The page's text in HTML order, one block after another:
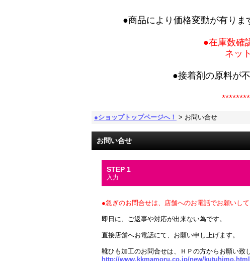
●商品により価格変動が有りま
●在庫数確
ネッ
●接着剤の原料が
●ショップトップページへ！ > お問い合せ
お問い合せ
STEP 1
入力
●急ぎのお問合せは、店舗へのお電話でお願いして
即日に、ご返事や対応が出来ない為です。
直接店舗へお電話にて、お願い申し上げます。
靴ひも加工のお問合せは、ＨＰの方からお願い致
http://www.kkmamoru.co.jp/new/kutuhimo.html